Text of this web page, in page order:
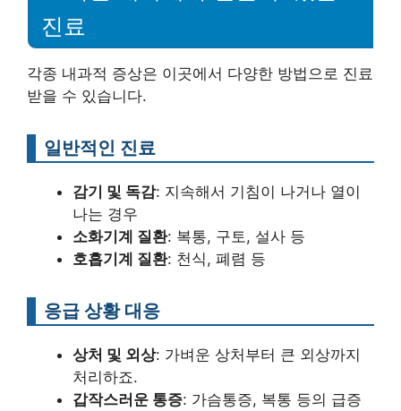
진료
각종 내과적 증상은 이곳에서 다양한 방법으로 진료
받을 수 있습니다.
일반적인 진료
감기 및 독감: 지속해서 기침이 나거나 열이
나는 경우
소화기계 질환: 복통, 구토, 설사 등
호흡기계 질환: 천식, 폐렴 등
응급 상황 대응
상처 및 외상: 가벼운 상처부터 큰 외상까지
처리하죠.
갑작스러운 통증: 가슴통증, 복통 등의 급증